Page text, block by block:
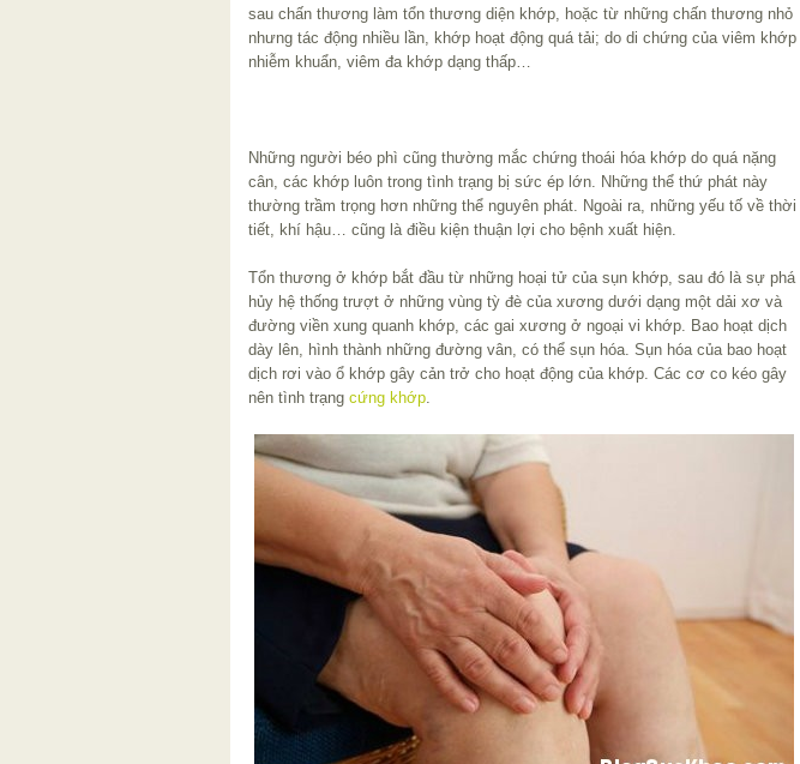
sau chấn thương làm tổn thương diện khớp, hoặc từ những chấn thương nhỏ
nhưng tác động nhiều lần, khớp hoạt động quá tải; do di chứng của viêm khớp
nhiễm khuẩn, viêm đa khớp dạng thấp…
Những người béo phì cũng thường mắc chứng thoái hóa khớp do quá nặng
cân, các khớp luôn trong tình trạng bị sức ép lớn. Những thể thứ phát này
thường trầm trọng hơn những thể nguyên phát. Ngoài ra, những yếu tố về thời
tiết, khí hậu… cũng là điều kiện thuận lợi cho bệnh xuất hiện.
Tổn thương ở khớp bắt đầu từ những hoại tử của sụn khớp, sau đó là sự phá
hủy hệ thống trượt ở những vùng tỳ đè của xương dưới dạng một dải xơ và
đường viền xung quanh khớp, các gai xương ở ngoại vi khớp. Bao hoạt dịch
dày lên, hình thành những đường vân, có thể sụn hóa. Sụn hóa của bao hoạt
dịch rơi vào ổ khớp gây cản trở cho hoạt động của khớp. Các cơ co kéo gây
nên tình trạng cứng khớp